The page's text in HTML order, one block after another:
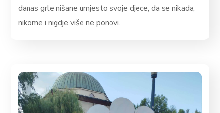
danas grle nišane umjesto svoje djece, da se nikada,
nikome i nigdje više ne ponovi.